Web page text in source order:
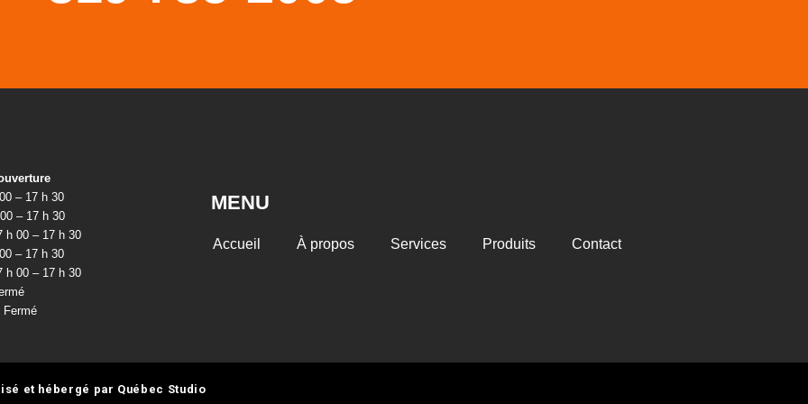
– 17 h 30
– 17 h 30
h 00 – 17 h 30
– 17 h 30
h 00 – 17 h 30
Fermé
MENU
Accueil À propos Services Produits Contact
et hébergé par Québec Studio